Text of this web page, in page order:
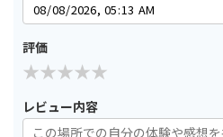
評価
レビュー内容